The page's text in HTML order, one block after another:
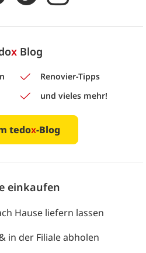
xBlog
Renovier-Tipps
und vieles mehr!
tedox-Blog
einkaufen
Hause liefern lassen
in der Filiale abholen